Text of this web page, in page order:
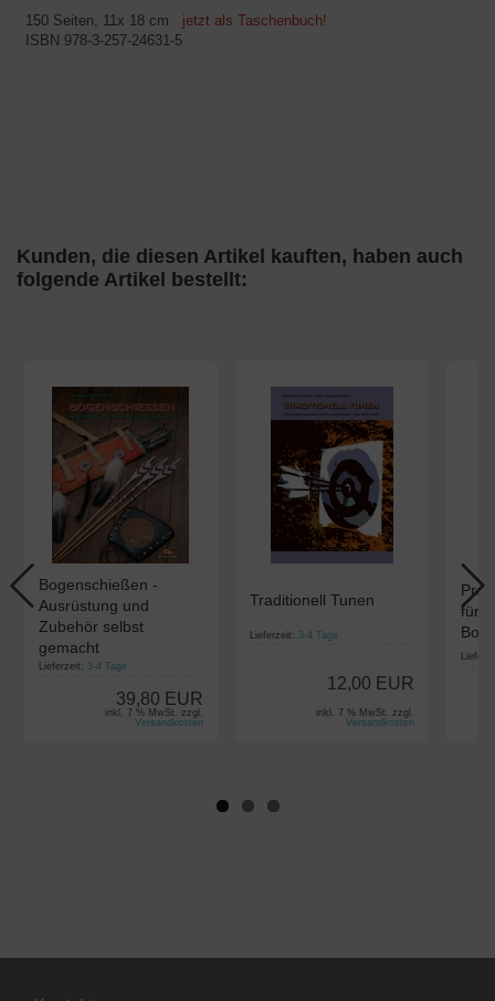
150 Seiten, 11x 18 cm jetzt als Taschenbuch!
ISBN 978-3-257-24631-5
Kunden, die diesen Artikel kauften, haben auch
folgende Artikel bestellt:
Bogenschießen -
Ausrüstung und
Zubehör selbst
gemacht
Lieferzeit: 3-4 Tage
39,80 EUR
inkl. 7 % MwSt. zzgl.
Versandkosten
Traditionell Tunen
Lieferzeit: 3-4 Tage
12,00 EUR
inkl. 7 % MwSt. zzgl.
Versandkosten
für